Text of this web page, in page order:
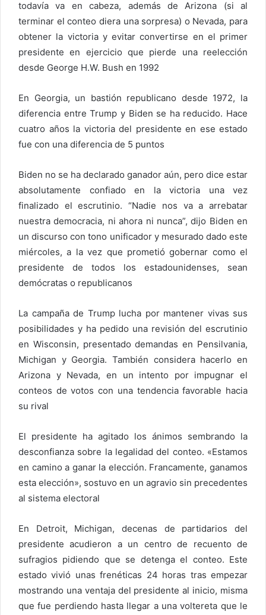
todavía va en cabeza, además de Arizona (si al
terminar el conteo diera una sorpresa) o Nevada, para
obtener la victoria y evitar convertirse en el primer
presidente en ejercicio que pierde una reelección
desde George H.W. Bush en 1992
En Georgia, un bastión republicano desde 1972, la
diferencia entre Trump y Biden se ha reducido. Hace
cuatro años la victoria del presidente en ese estado
fue con una diferencia de 5 puntos
Biden no se ha declarado ganador aún, pero dice estar
absolutamente confiado en la victoria una vez
finalizado el escrutinio. “Nadie nos va a arrebatar
nuestra democracia, ni ahora ni nunca”, dijo Biden en
un discurso con tono unificador y mesurado dado este
miércoles, a la vez que prometió gobernar como el
presidente de todos los estadounidenses, sean
demócratas o republicanos
La campaña de Trump lucha por mantener vivas sus
posibilidades y ha pedido una revisión del escrutinio
en Wisconsin, presentado demandas en Pensilvania,
Michigan y Georgia. También considera hacerlo en
Arizona y Nevada, en un intento por impugnar el
conteos de votos con una tendencia favorable hacia
su rival
El presidente ha agitado los ánimos sembrando la
desconfianza sobre la legalidad del conteo. «Estamos
en camino a ganar la elección. Francamente, ganamos
esta elección», sostuvo en un agravio sin precedentes
al sistema electoral
En Detroit, Michigan, decenas de partidarios del
presidente acudieron a un centro de recuento de
sufragios pidiendo que se detenga el conteo. Este
estado vivió unas frenéticas 24 horas tras empezar
mostrando una ventaja del presidente al inicio, misma
que fue perdiendo hasta llegar a una voltereta que le